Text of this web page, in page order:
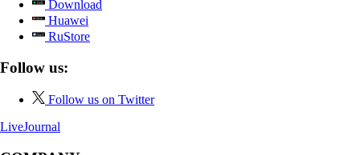
Download
Huawei
RuStore
Follow us:
Follow us on Twitter
LiveJournal